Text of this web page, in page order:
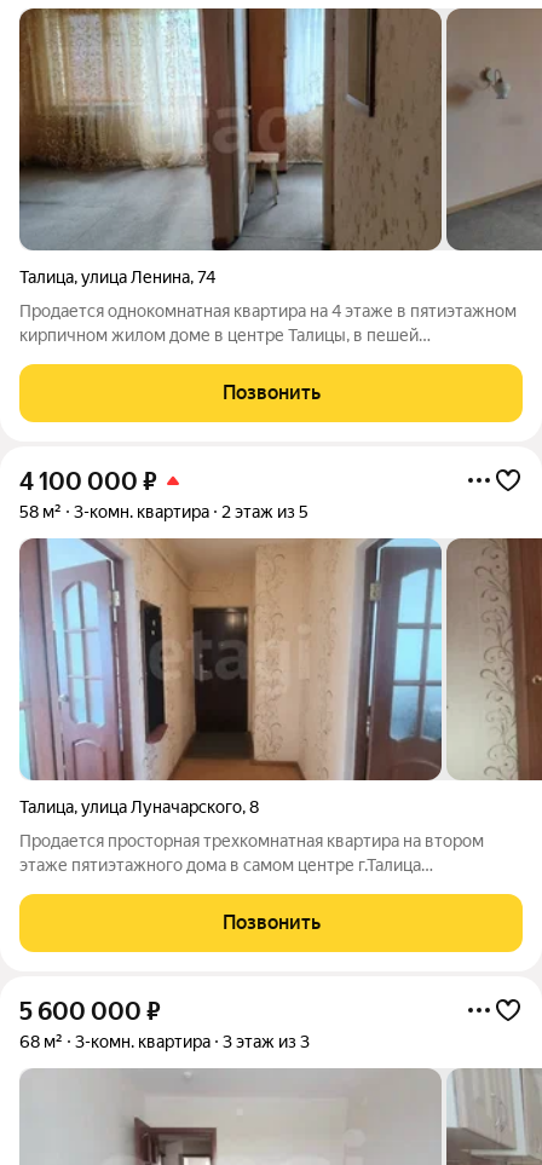
Талица,улица Ленина,74
Продается однокомнатная квартира на 4 этаже в пятиэтажном
кирпичном жилом доме в центре Талицы, в пешей
Планировка функциональная: компактный коридор со
встроенным шкафом ведет в изолированную комнату
Позвонить
4 100 000 ₽
58 м² 3-комн. квартира 2 этаж из 5
Талица,улица Луначарского,8
Продается просторная трехкомнатная квартира на втором
этаже пятиэтажного дома в самом центре г.Талица
обеспечивает комфортное проживание для семьи.
Планировка практичная и функциональная:
Позвонить
5 600 000 ₽
68 м² 3-комн. квартира 3 этаж из 3